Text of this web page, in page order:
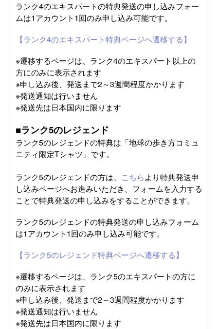
ランク4のエキスパートの特典発送の申し込みフォー
ムは1アカウント1回のみ申し込み可能です。
【ランク4のエキスパート特典ページへ遷移する】
※遷移するページは、ランク4のエキスパート以上の
方にのみに表示されます
※申し込み後、発送まで2～3週間程度かかります
※発送通知は行いません
※発送先は日本国内に限ります
■ランク5のレジェンド
ランク5のレジェンドの特典は「地球の歩き方コミュ
ニティ限定Tシャツ」です。
ランク5のレジェンドの方は、 こちらより特典発送申
し込みページへお進みいただき、フォームを入力する
ことで特典発送の申し込みをすることができます。
ランク5のレジェンドの特典発送の申し込みフォーム
は1アカウント1回のみ申し込み可能です。
【ランク5のレジェンド特典ページへ遷移する】
※遷移するページは、ランク5のエキスパートの方に
のみに表示されます
※申し込み後、発送まで2～3週間程度かかります
※発送通知は行いません
※発送先は日本国内に限ります